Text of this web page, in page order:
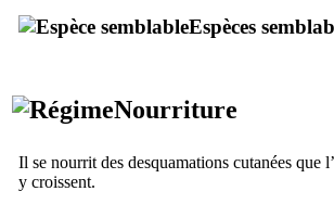
Espèces
Nourriture
Il se nourrit des desquamations cutanées que
y croissent.